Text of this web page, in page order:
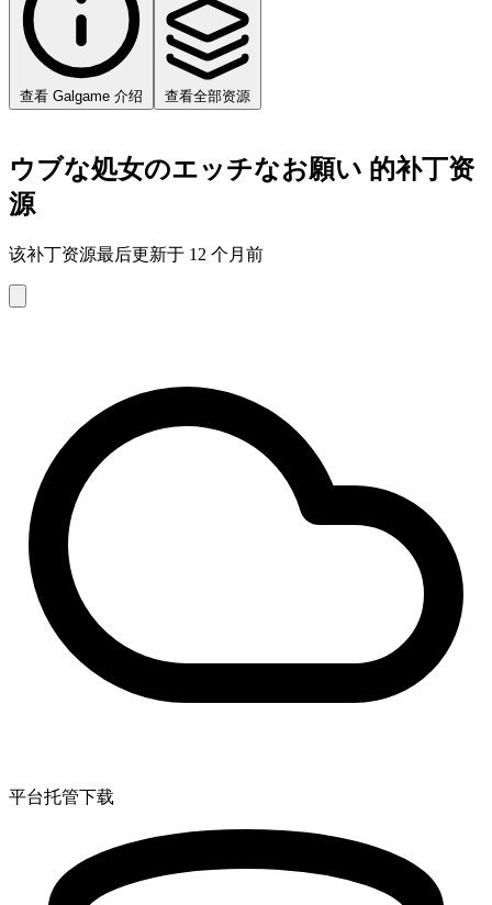
查看 Galgame 介绍 查看全部资源
ウブな処女のエッチなお願い 的补丁资
源
该补丁资源最后更新于 12 个月前
平台托管下载